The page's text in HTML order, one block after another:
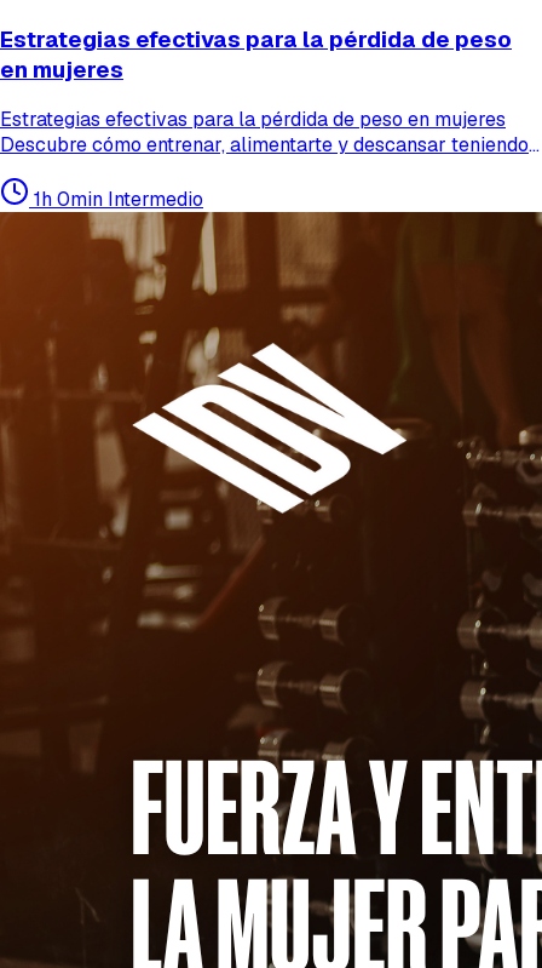
Estrategias efectivas para la pérdida de peso
en mujeres
Estrategias efectivas para la pérdida de peso en mujeres
Descubre cómo entrenar, alimentarte y descansar teniendo
pérdida de grasa saludable y sostenible. Este...
1h 0min Intermedio